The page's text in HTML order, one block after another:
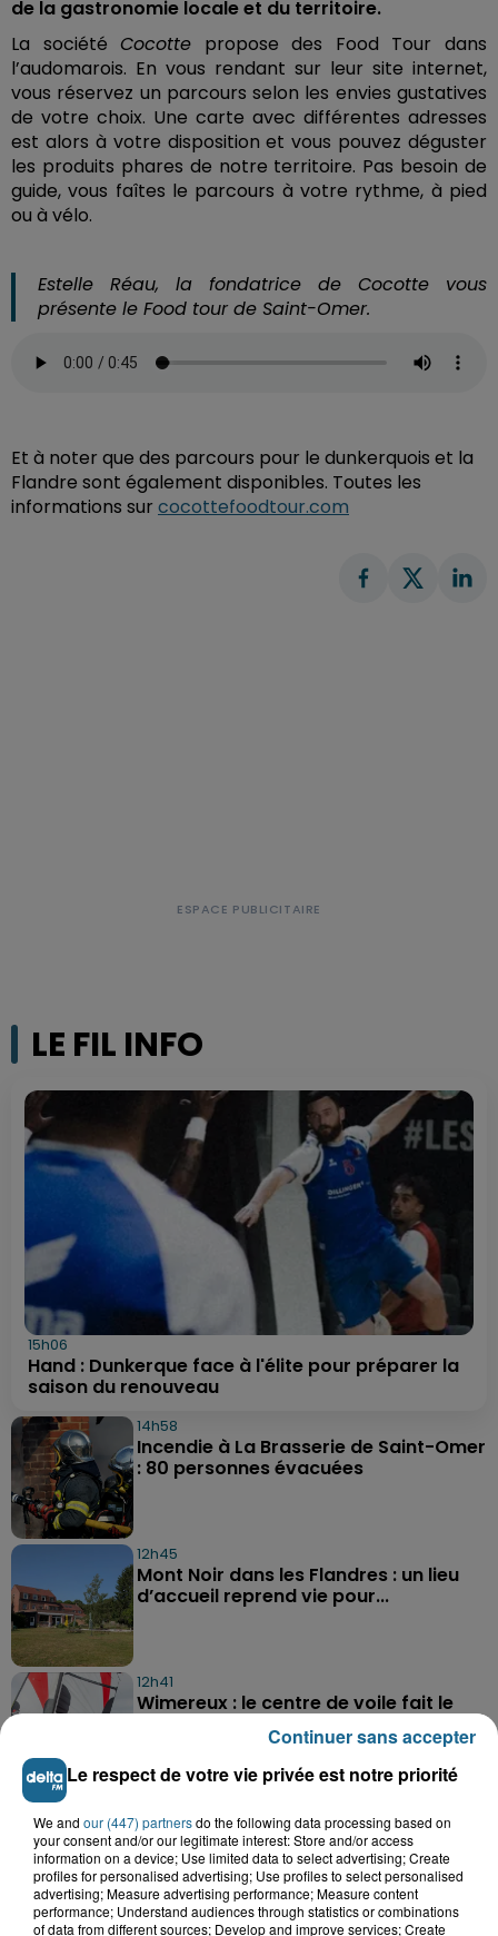
de la gastronomie locale et du territoire.
La sociétéCocotte propose des Food Tour dans
l’audomarois. En vous rendant sur leur site internet,
vous réservez un parcours selon les envies gustatives
de votre choix. Une carte avec différentes adresses
est alors à votre disposition et vous pouvez déguster
les produits phares de notre territoire. Pas besoin de
guide, vous faîtes le parcours à votre rythme, à pied
ou à vélo.
Estelle Réau, la fondatrice de Cocotte vous
présente le Food tour de Saint-Omer.
Et à noter que des parcours pour le dunkerquois et la
Flandre sont également disponibles. Toutes les
informations sur cocottefoodtour.com
LE FIL INFO
15h06
Hand : Dunkerque face à l'élite pour préparer la
saison du renouveau
14h58
Incendie à La Brasserie de Saint-Omer
: 80 personnes évacuées
12h45
Mont Noir dans les Flandres : un lieu
d’accueil reprend vie pour...
12h41
Wimereux : le centre de voile fait le
plein de nouveaux marins
A GAGNER
Le respect de votre vie privée est notre priorité
We and our (447) partnersdo the following data processing based on
your consent and/or our legitimate interest: Store and/or access
information on a device; Use limited data to select advertising; Create
profiles for personalised advertising; Use profiles to select personalised
advertising; Measure advertising performance; Measure content
performance; Understand audiences through statistics or combinations
of data from different sources; Develop and improve services; Create
Continuer sans accepter